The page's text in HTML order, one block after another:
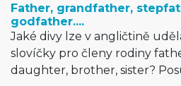
Father, grandfather,
godfather....
Jaké divy lze v angličtině
slovíčky pro členy rodiny
daughter, brother, sister?